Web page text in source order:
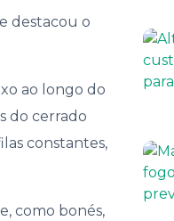
destacou o
ao longo do
do cerrado
constantes,
como bonés,